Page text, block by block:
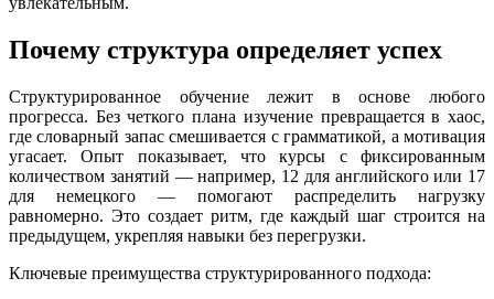
Почему структура определяет успех
Структурированное обучение лежит в основе любого
прогресса. Без четкого плана изучение превращается в хаос,
где словарный запас смешивается с грамматикой, а мотивация
угасает. Опыт показывает, что курсы с фиксированным
количеством занятий — например, 12 для английского или 17
для немецкого — помогают распределить нагрузку
равномерно. Это создает ритм, где каждый шаг строится на
предыдущем, укрепляя навыки без перегрузки.
Ключевые преимущества структурированного подхода: